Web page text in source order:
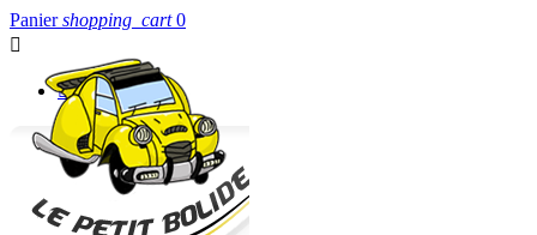
Panier shopping_cart 0

 Connexion